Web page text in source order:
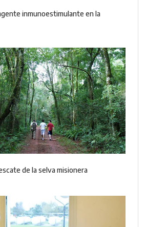
inmunoestimulante en la
de la selva misionera